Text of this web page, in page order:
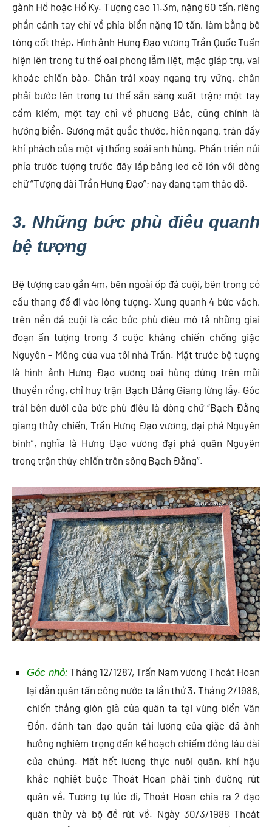
gành Hổ hoặc Hổ Ky. Tượng cao 11.3m, nặng 60 tấn, riêng
phần cánh tay chỉ về phía biển nặng 10 tấn, làm bằng bê
tông cốt thép. Hình ảnh Hưng Đạo vương Trần Quốc Tuấn
hiện lên trong tư thế oai phong lẫm liệt, mặc giáp trụ, vai
khoác chiến bào. Chân trái xoay ngang trụ vững, chân
phải bước lên trong tư thế sẵn sàng xuất trận; một tay
cầm kiếm, một tay chỉ về phương Bắc, cũng chính là
hướng biển. Gương mặt quắc thước, hiên ngang, tràn đầy
khí phách của một vị thống soái anh hùng. Phần triền núi
phía trước tượng trước đây lắp bảng led cỡ lớn với dòng
chữ “Tượng đài Trần Hưng Đạo”; nay đang tạm tháo dỡ.
3. Những bức phù điêu quanh
bệ tượng
Bệ tượng cao gần 4m, bên ngoài ốp đá cuội, bên trong có
cầu thang để đi vào lòng tượng. Xung quanh 4 bức vách,
trên nền đá cuội là các bức phù điêu mô tả những giai
đoạn ấn tượng trong 3 cuộc kháng chiến chống giặc
Nguyên – Mông của vua tôi nhà Trần. Mặt trước bệ tượng
là hình ảnh Hưng Đạo vương oai hùng đứng trên mũi
thuyền rồng, chỉ huy trận Bạch Đằng Giang lừng lẫy. Góc
trái bên dưới của bức phù điêu là dòng chữ “Bạch Đằng
giang thủy chiến, Trần Hưng Đạo vương, đại phá Nguyên
binh”, nghĩa là Hưng Đạo vương đại phá quân Nguyên
trong trận thủy chiến trên sông Bạch Đằng”.
Góc nhỏ: Tháng 12/1287, Trấn Nam vương Thoát Hoan
lại dẫn quân tấn công nước ta lần thứ 3. Tháng 2/1988,
chiến thắng giòn giã của quân ta tại vùng biển Vân
Đồn, đánh tan đạo quân tải lương của giặc đã ảnh
hưởng nghiêm trọng đến kế hoạch chiếm đóng lâu dài
của chúng. Mất hết lương thực nuôi quân, khí hậu
khắc nghiệt buộc Thoát Hoan phải tính đường rút
quân về. Tương tự lúc đi, Thoát Hoan chia ra 2 đạo
quân thủy và bộ để rút về. Ngày 30/3/1988 Thoát